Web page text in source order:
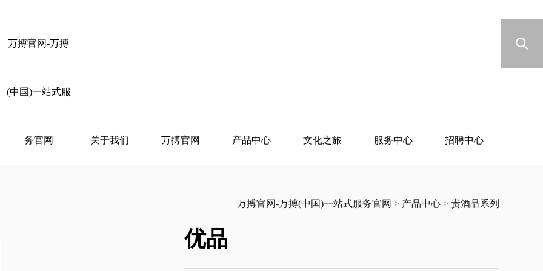
万搏官网-万搏
(中国)一站式服
务官网 关于我们 万搏官网 产品中心 文化之旅 服务中心 招聘中心
万搏官网-万搏(中国)一站式服务官网 > 产品中心 > 贵酒品系列
优品